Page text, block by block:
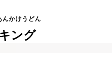
んかけうどん
ング